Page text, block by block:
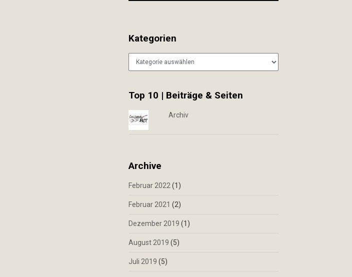
Kategorien
Top 10 | Beiträge & Seiten
Archiv
Archive
Februar 2022 (1)
Februar 2021 (2)
Dezember 2019 (1)
August 2019 (5)
Juli 2019 (5)